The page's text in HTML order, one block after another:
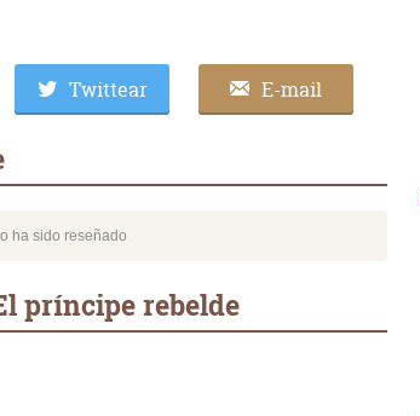
Twittear E-mail
ha sido reseñado
príncipe rebelde